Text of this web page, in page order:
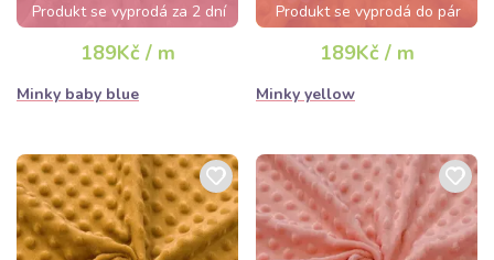
Produkt se vyprodá za 2 dní
189Kč / m
Minky baby blue
Produkt se vyprodá do pár
hodin
189Kč / m
Minky yellow